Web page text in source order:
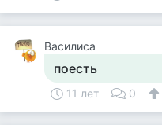
Василиса
поесть
11 лет 0